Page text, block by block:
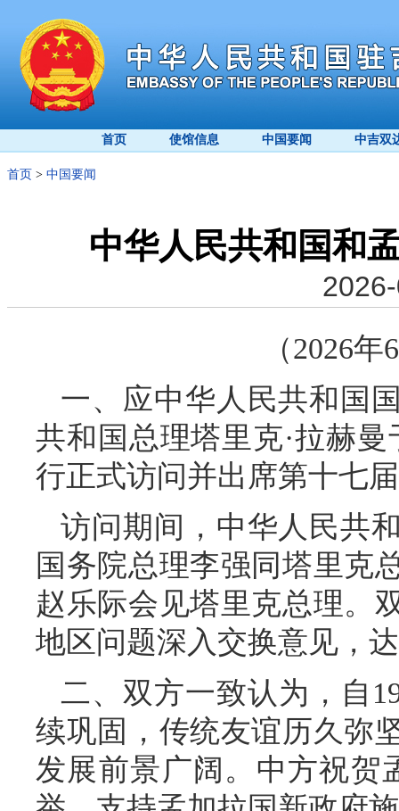
首页 使馆信息 中国要闻 中吉双
首页 > 中国要闻
中华人民共和国和
（2026
一、应中华人民共和国
共和国总理塔里克·拉赫曼
行正式访问并出席第十七
访问期间，中华人民共
国务院总理李强同塔里克
赵乐际会见塔里克总理。
地区问题深入交换意见，
二、双方一致认为，自
续巩固，传统友谊历久弥
发展前景广阔。中方祝贺